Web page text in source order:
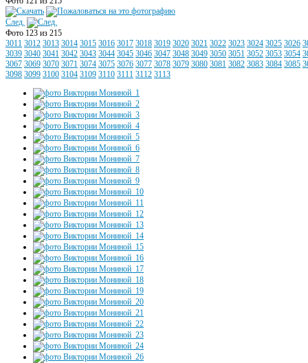
След.
Фото 123 из 215
3011 3012 3013 3014 3015 3016 3017 3018 3019 3020 3021 3022 3023 3024 3025 3026
3039 3040 3041 3042 3043 3044 3045 3046 3047 3048 3049 3050 3051 3052 3053 3054
3067 3069 3070 3071 3074 3075 3076 3077 3078 3079 3080 3081 3082 3083 3084 3085
3098 3099 3100 3104 3109 3110 3111 3112 3113